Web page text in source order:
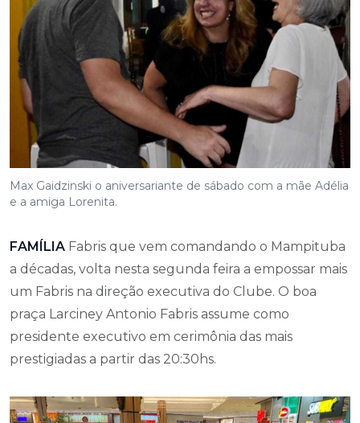
Max Gaidzinski o aniversariante de sábado com a mãe Adélia
e a amiga Lorenita.
FAMÍLIA Fabris que vem comandando o Mampituba
a décadas, volta nesta segunda feira a empossar mais
um Fabris na direção executiva do Clube. O boa
praça Larciney Antonio Fabris assume como
presidente executivo em cerimônia das mais
prestigiadas a partir das 20:30hs.